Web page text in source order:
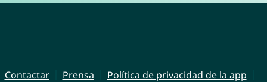
Contactar Prensa
Política de privacidad de la app